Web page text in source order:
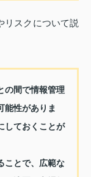
リスクについて説
の間で情報管理
能性がありま
しておくことが
ことで、広範な